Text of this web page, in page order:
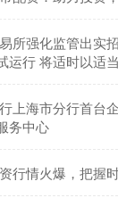
所强化监管出实
运行 将适时以适
上海市分行首台
务中心
行情火爆，把握